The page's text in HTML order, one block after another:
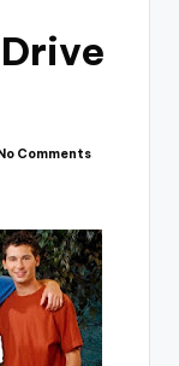
No Comments